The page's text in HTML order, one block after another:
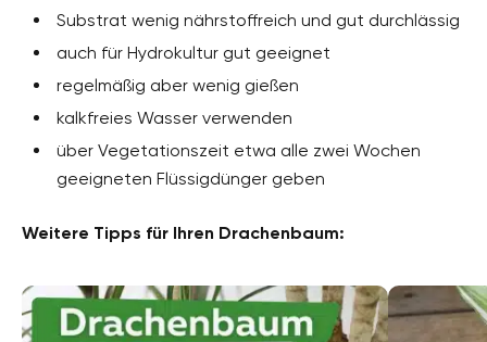
Substrat wenig nährstoffreich und gut durchlässig
auch für Hydrokultur gut geeignet
regelmäßig aber wenig gießen
kalkfreies Wasser verwenden
über Vegetationszeit etwa alle zwei Wochen
geeigneten Flüssigdünger geben
Weitere Tipps für Ihren Drachenbaum: